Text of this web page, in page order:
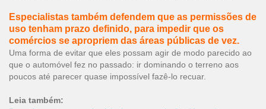
Especialistas também defendem que as permissões de
uso tenham prazo definido, para impedir que os
comércios se apropriem das áreas públicas de vez.
Uma forma de evitar que eles possam agir de modo parecido ao
que o automóvel fez no passado: ir dominando o terreno aos
poucos até parecer quase impossível fazê-lo recuar.
Leia também: